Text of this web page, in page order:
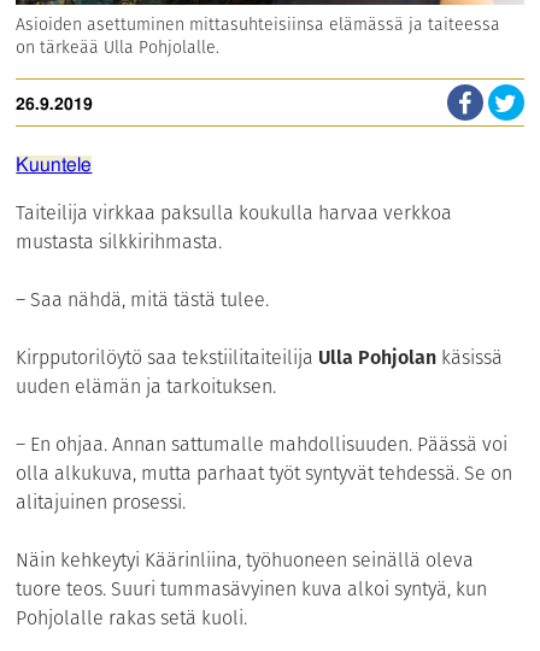
Asioiden asettuminen mittasuhteisiinsa elämässä ja taiteessa
on tärkeää Ulla Pohjolalle.
26.9.2019
Kuuntele
Taiteilija virkkaa paksulla koukulla harvaa verkkoa
mustasta silkkirihmasta.
– Saa nähdä, mitä tästä tulee.
Kirpputorilöytö saa tekstiilitaiteilija Ulla Pohjolan käsissä
uuden elämän ja tarkoituksen.
– En ohjaa. Annan sattumalle mahdollisuuden. Päässä voi
olla alkukuva, mutta parhaat työt syntyvät tehdessä. Se on
alitajuinen prosessi.
Näin kehkeytyi Käärinliina, työhuoneen seinällä oleva
tuore teos. Suuri tummasävyinen kuva alkoi syntyä, kun
Pohjolalle rakas setä kuoli.